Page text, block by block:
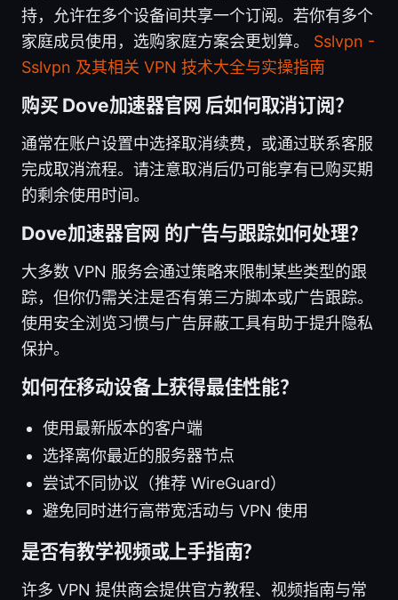
持，允许在多个设备间共享一个订阅。若你有多个
家庭成员使用，选购家庭方案会更划算。 Sslvpn -
Sslvpn 及其相关 VPN 技术大全与实操指南
购买 Dove加速器官网 后如何取消订阅？
通常在账户设置中选择取消续费，或通过联系客服
完成取消流程。请注意取消后仍可能享有已购买期
的剩余使用时间。
Dove加速器官网 的广告与跟踪如何处理？
大多数 VPN 服务会通过策略来限制某些类型的跟
踪，但你仍需关注是否有第三方脚本或广告跟踪。
使用安全浏览习惯与广告屏蔽工具有助于提升隐私
保护。
如何在移动设备上获得最佳性能？
使用最新版本的客户端
选择离你最近的服务器节点
尝试不同协议（推荐 WireGuard）
避免同时进行高带宽活动与 VPN 使用
是否有教学视频或上手指南？
许多 VPN 提供商会提供官方教程、视频指南与常